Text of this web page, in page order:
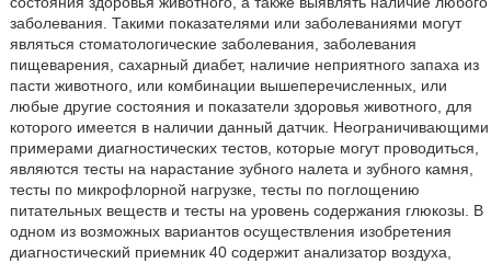
заболевания. Такими показателями или заболеваниями могут
являться стоматологические заболевания, заболевания
пищеварения, сахарный диабет, наличие неприятного запаха из
пасти животного, или комбинации вышеперечисленных, или
любые другие состояния и показатели здоровья животного, для
которого имеется в наличии данный датчик. Неограничивающими
примерами диагностических тестов, которые могут проводиться,
являются тесты на нарастание зубного налета и зубного камня,
тесты по микрофлорной нагрузке, тесты по поглощению
питательных веществ и тесты на уровень содержания глюкозы. В
одном из возможных вариантов осуществления изобретения
диагностический приемник 40 содержит анализатор воздуха,